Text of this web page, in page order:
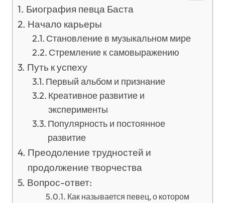
Биография певца Баста
Начало карьеры
Становление в музыкальном мире
Стремление к самовыражению
Путь к успеху
Первый альбом и признание
Креативное развитие и
эксперименты
Популярность и постоянное
развитие
Преодоление трудностей и
продолжение творчества
Вопрос-ответ:
Как называется певец, о котором